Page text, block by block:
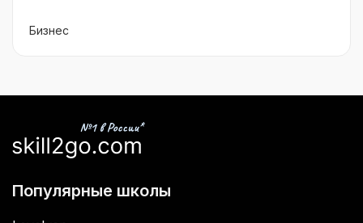
Бизнес
Популярные школы